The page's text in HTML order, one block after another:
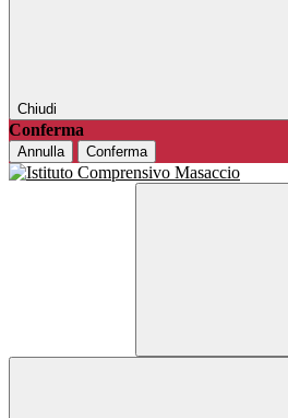
Chiudi
Conferma
Annulla Conferma